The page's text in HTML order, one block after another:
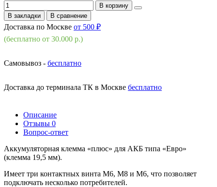
В корзину
В закладки
В сравнение
Доставка по Москве от 500 ₽
(бесплатно от 30.000 р.)
Самовывоз - бесплатно
Доставка до терминала ТК в Москве бесплатно
Описание
Отзывы 0
Вопрос-ответ
Аккумуляторная клемма «плюс» для АКБ типа «Евро»
(клемма 19,5 мм).
Имеет три контактных винта М6, М8 и М6, что позволяет
подключать несколько потребителей.